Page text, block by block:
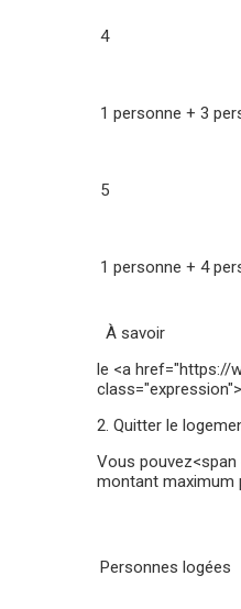
4
1 personne + 3
5
1 personne + 4
À savoir
le <a href="https://
2. Quitter le
Vous
montant maximum
Personnes logées